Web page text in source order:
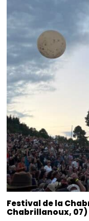
Festival de la
Chabrillanoux, 07)